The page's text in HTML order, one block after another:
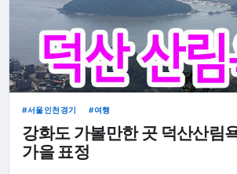
서울인천경기 여행
강화도 가볼만한 곳 덕산산림
가을 표정